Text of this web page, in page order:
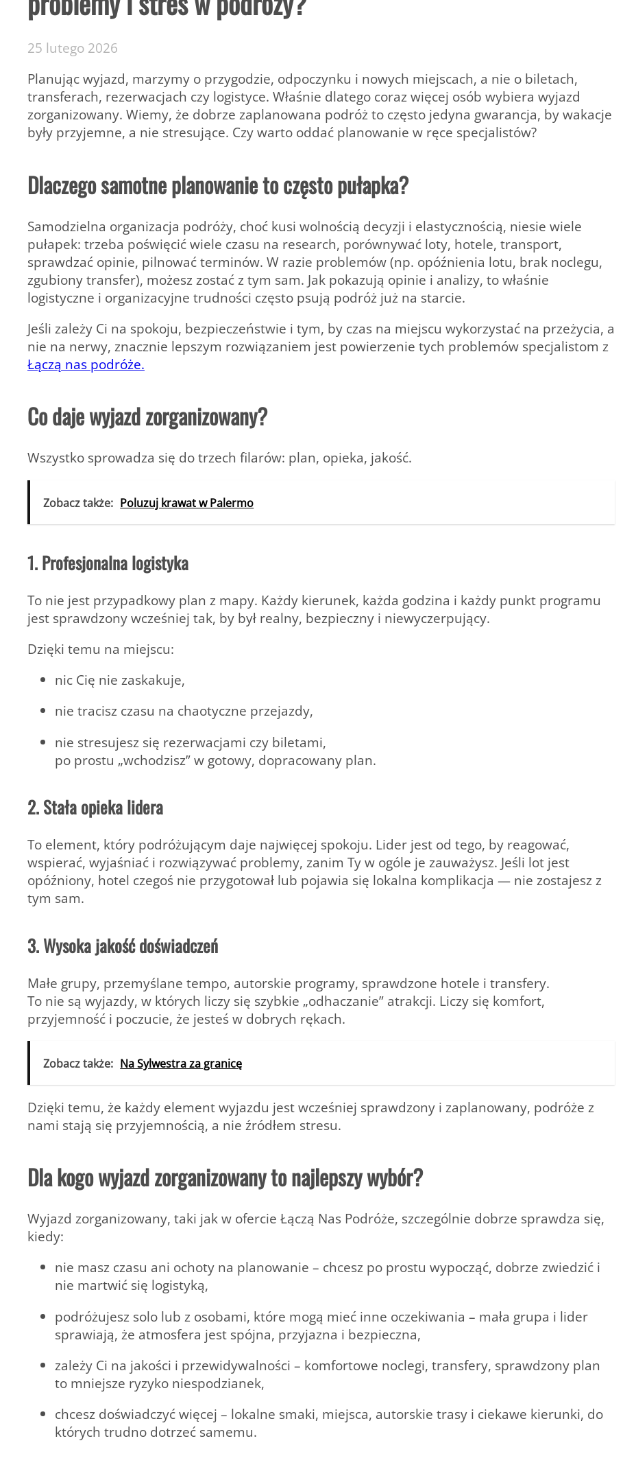
25 lutego 2026
Planując wyjazd, marzymy o przygodzie, odpoczynku i nowych miejscach, a nie o biletach,
transferach, rezerwacjach czy logistyce. Właśnie dlatego coraz więcej osób wybiera wyjazd
zorganizowany. Wiemy, że dobrze zaplanowana podróż to często jedyna gwarancja, by wakacje
były przyjemne, a nie stresujące. Czy warto oddać planowanie w ręce specjalistów?
Dlaczego samotne planowanie to często pułapka?
Samodzielna organizacja podróży, choć kusi wolnością decyzji i elastycznością, niesie wiele
pułapek: trzeba poświęcić wiele czasu na research, porównywać loty, hotele, transport,
sprawdzać opinie, pilnować terminów. W razie problemów (np. opóźnienia lotu, brak noclegu,
zgubiony transfer), możesz zostać z tym sam. Jak pokazują opinie i analizy, to właśnie
logistyczne i organizacyjne trudności często psują podróż już na starcie.
Jeśli zależy Ci na spokoju, bezpieczeństwie i tym, by czas na miejscu wykorzystać na przeżycia, a
nie na nerwy, znacznie lepszym rozwiązaniem jest powierzenie tych problemów specjalistom z
Łączą nas podróże.
Co daje wyjazd zorganizowany?
Wszystko sprowadza się do trzech filarów: plan, opieka, jakość.
Zobacz także: Poluzuj krawat w Palermo
1. Profesjonalna logistyka
To nie jest przypadkowy plan z mapy. Każdy kierunek, każda godzina i każdy punkt programu
jest sprawdzony wcześniej tak, by był realny, bezpieczny i niewyczerpujący.
Dzięki temu na miejscu:
nic Cię nie zaskakuje,
nie tracisz czasu na chaotyczne przejazdy,
nie stresujesz się rezerwacjami czy biletami,
po prostu „wchodzisz” w gotowy, dopracowany plan.
2. Stała opieka lidera
To element, który podróżującym daje najwięcej spokoju. Lider jest od tego, by reagować,
wspierać, wyjaśniać i rozwiązywać problemy, zanim Ty w ogóle je zauważysz. Jeśli lot jest
opóźniony, hotel czegoś nie przygotował lub pojawia się lokalna komplikacja — nie zostajesz z
tym sam.
3. Wysoka jakość doświadczeń
Małe grupy, przemyślane tempo, autorskie programy, sprawdzone hotele i transfery.
To nie są wyjazdy, w których liczy się szybkie „odhaczanie” atrakcji. Liczy się komfort,
przyjemność i poczucie, że jesteś w dobrych rękach.
Zobacz także: Na Sylwestra za granicę
Dzięki temu, że każdy element wyjazdu jest wcześniej sprawdzony i zaplanowany, podróże z
nami stają się przyjemnością, a nie źródłem stresu.
Dla kogo wyjazd zorganizowany to najlepszy wybór?
Wyjazd zorganizowany, taki jak w ofercie Łączą Nas Podróże, szczególnie dobrze sprawdza się,
kiedy:
nie masz czasu ani ochoty na planowanie – chcesz po prostu wypocząć, dobrze zwiedzić i
nie martwić się logistyką,
podróżujesz solo lub z osobami, które mogą mieć inne oczekiwania – mała grupa i lider
sprawiają, że atmosfera jest spójna, przyjazna i bezpieczna,
zależy Ci na jakości i przewidywalności – komfortowe noclegi, transfery, sprawdzony plan
to mniejsze ryzyko niespodzianek,
chcesz doświadczyć więcej – lokalne smaki, miejsca, autorskie trasy i ciekawe kierunki, do
których trudno dotrzeć samemu.